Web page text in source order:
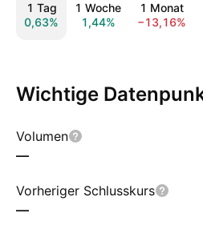
1 Tag
0,63%
1 Woche
1,44%
1 Monat
−13,16%
Wichtige
Volumen
—
Vorheriger Schlusskurs
—